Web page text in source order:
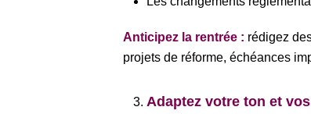
Anticipez la rentrée : rédigez
projets de réforme, échéances
Adaptez votre ton et